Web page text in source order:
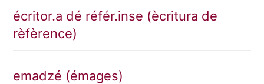
écritor.a dé référ.inse (ècritura de
rèfèrence)
emadzé (émages)